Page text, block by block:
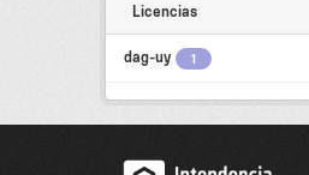
Licencias
dag-uy 1